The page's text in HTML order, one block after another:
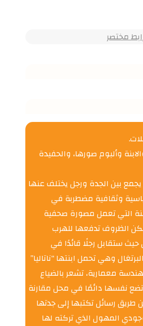
مختصر
وألبوم صورها، والحفيدة
يجمع بين الجدة ورجل يختلف عنها
وثقافية مضطربة في
التي تعمل مصورة صحفية
الظروف تدفعها للهرب
ستقابل رجلًا قائدًا في
وهي تحمل ابنتها “ناتاليا”
معمارية، تشعر بالضياع
نفسها دائمًا في محل مقارنة
طريق رسائل تكتبها إلى جدتها
المهول الذي تركته لها